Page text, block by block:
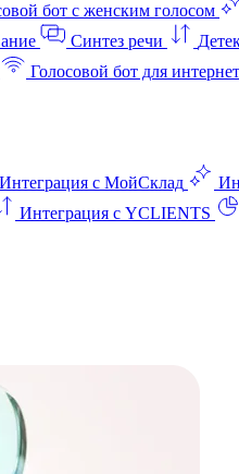
бот с женским голосом
Синтез речи
Голосовой бот для
Интеграция с МойСклад
Интеграция с YCLIENTS